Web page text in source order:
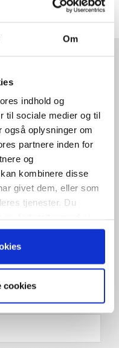
Om
indhold og
til sociale medier og til
også oplysninger om
partnere inden for
og
kombinere disse
givet dem, eller som
tjenester. Du
cookies
"SUCCES I